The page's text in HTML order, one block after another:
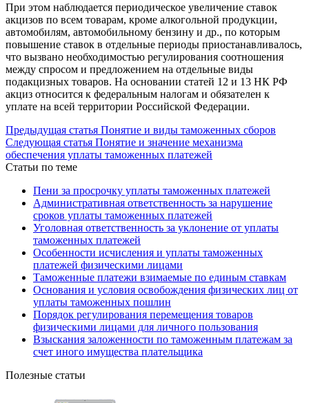
При этом наблюдается периодическое увеличение ставок
акцизов по всем товарам, кроме алкогольной продукции,
автомобилям, автомобильному бензину и др., по которым
повышение ставок в отдельные периоды приостанавливалось,
что вызвано необходимостью регулирования соотношения
между спросом и предложением на отдельные виды
подакцизных товаров. На основании статей 12 и 13 НК РФ
акциз относится к федеральным налогам и обязателен к
уплате на всей территории Российской Федерации.
Предыдущая статья Понятие и виды таможенных сборов
Следующая статья Понятие и значение механизма
обеспечения уплаты таможенных платежей
Статьи по теме
Пени за просрочку уплаты таможенных платежей
Административная ответственность за нарушение
сроков уплаты таможенных платежей
Уголовная ответственность за уклонение от уплаты
таможенных платежей
Особенности исчисления и уплаты таможенных
платежей физическими лицами
Таможенные платежи взимаемые по единым ставкам
Основания и условия освобождения физических лиц от
уплаты таможенных пошлин
Порядок регулирования перемещения товаров
физическими лицами для личного пользования
Взыскания заложенности по таможенным платежам за
счет иного имущества плательщика
Полезные статьи